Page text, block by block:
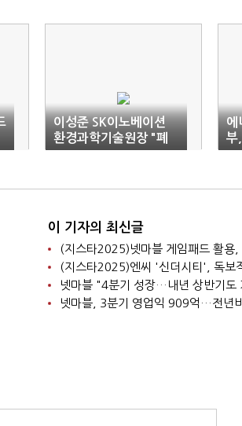
이성준 SK이노베이션
환경과학기술원장 "폐
윤활유 재활용 개발"
에
부
활
이 기자의 최신글
(지스타2025)넷마블 게임패드 활
(지스타2025)엔씨 '신더시티', 독보
넷마블 "4분기 성장…내년 상반기도
넷마블, 3분기 영업익 909억…전년